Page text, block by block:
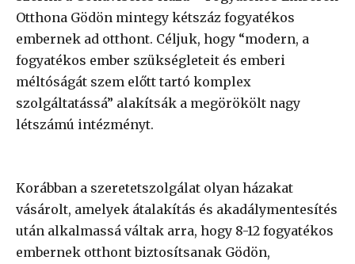
Otthona Gödön mintegy kétszáz fogyatékos
embernek ad otthont. Céljuk, hogy “modern, a
fogyatékos ember szükségleteit és emberi
méltóságát szem előtt tartó komplex
szolgáltatássá” alakítsák a megörökölt nagy
létszámú intézményt.
Korábban a szeretetszolgálat olyan házakat
vásárolt, amelyek átalakítás és akadálymentesítés
után alkalmassá váltak arra, hogy 8-12 fogyatékos
embernek otthont biztosítsanak Gödön,